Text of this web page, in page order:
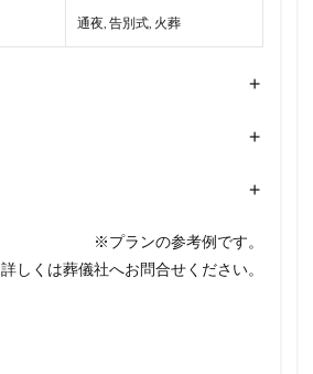
通夜, 告別式, 火葬
+
+
+
※プランの参考例です。
詳しくは葬儀社へお問合せください。